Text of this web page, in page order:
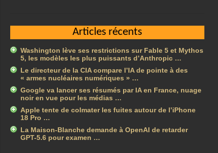
Articles récents
Washington lève ses restrictions sur Fable 5 et Mythos
5, les modèles les plus puissants d’Anthropic …
Le directeur de la CIA compare l’IA de pointe à des
« armes nucléaires numériques » …
Google va lancer ses résumés par IA en France, nuage
noir en vue pour les médias …
Apple tente de colmater les fuites autour de l’iPhone
18 Pro …
La Maison-Blanche demande à OpenAI de retarder
GPT-5.6 pour examen …